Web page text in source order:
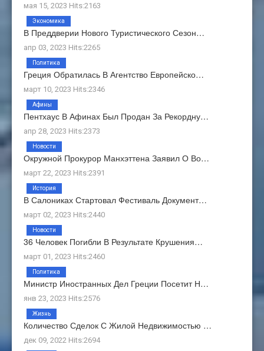
мая 15, 2023 Hits:2163
В Преддверии Нового Туристического Сезон…
апр 03, 2023 Hits:2265
Экономика
Греция Обратилась В Агентство Европейско…
март 10, 2023 Hits:2346
Политика
Пентхаус В Афинах Был Продан За Рекордну…
апр 28, 2023 Hits:2373
Афины
Окружной Прокурор Манхэттена Заявил О Во…
март 22, 2023 Hits:2391
Новости
В Салониках Стартовал Фестиваль Документ…
март 02, 2023 Hits:2440
История
36 Человек Погибли В Результате Крушения…
март 01, 2023 Hits:2460
Новости
Министр Иностранных Дел Греции Посетит Н…
янв 23, 2023 Hits:2576
Политика
Количество Сделок С Жилой Недвижимостью …
дек 09, 2022 Hits:2694
Жизнь